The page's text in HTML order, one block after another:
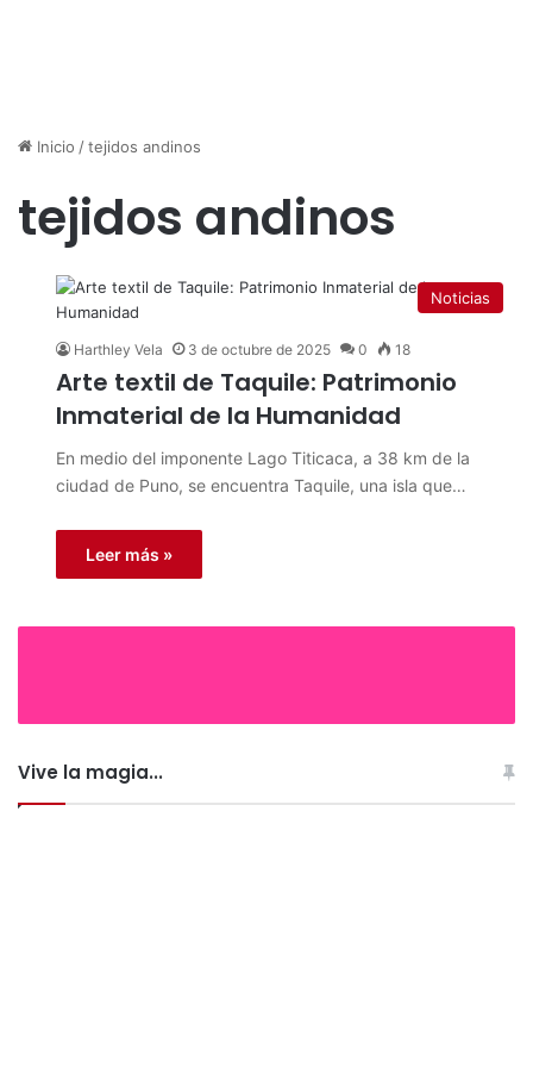
Inicio /tejidos andinos
tejidos andinos
Noticias
Harthley Vela 3 de octubre de 2025 0 18
Arte textil de Taquile: Patrimonio
Inmaterial de la Humanidad
En medio del imponente Lago Titicaca, a 38 km de la
ciudad de Puno, se encuentra Taquile, una isla que…
Leer más »
Vive la magia...